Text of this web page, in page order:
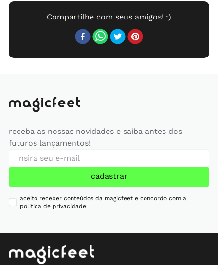
receba as nossas novidades e saiba antes dos
futuros lançamentos!
cadastrar
aceito receber conteúdos da magicfeet e concordo com a
política de privacidade